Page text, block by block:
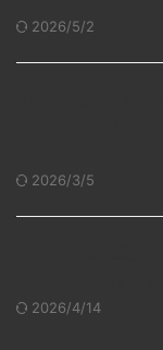
2026/5/2
2026/3/5
2026/4/14